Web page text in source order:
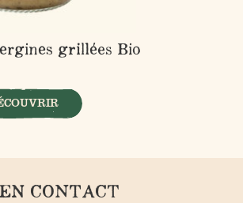
grillées Bio
CONTACT